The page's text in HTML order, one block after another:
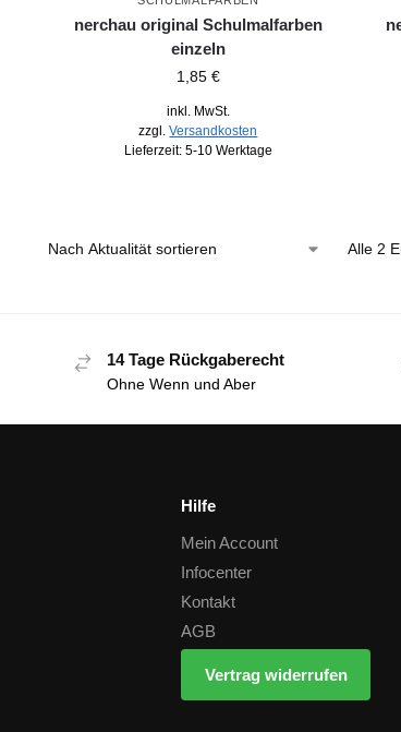
nerchau original Schulmalfarben
einzeln
1,85 €
inkl. MwSt.
zzgl.Versandkosten
Lieferzeit: 5-10 Werktage
Alle 2
14 Tage Rückgaberecht
Ohne Wenn und Aber
Hilfe
Mein Account
Infocenter
Kontakt
AGB
Vertrag widerrufen